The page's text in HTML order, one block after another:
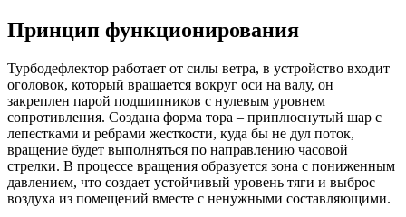
Принцип функционирования
Турбодефлектор работает от силы ветра, в устройство входит
оголовок, который вращается вокруг оси на валу, он
закреплен парой подшипников с нулевым уровнем
сопротивления. Создана форма тора – приплюснутый шар с
лепестками и ребрами жесткости, куда бы не дул поток,
вращение будет выполняться по направлению часовой
стрелки. В процессе вращения образуется зона с пониженным
давлением, что создает устойчивый уровень тяги и выброс
воздуха из помещений вместе с ненужными составляющими.